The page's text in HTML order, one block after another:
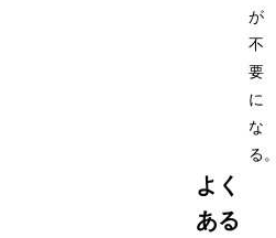
が
不
要
に
な
る
よく
ある